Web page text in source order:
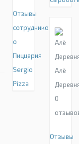
Отзывы
сотрудников
о
Пиццерия
Sergio
Pizza
Алё
0
Отзывы